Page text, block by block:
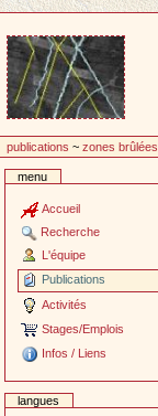
publications ~zones brûlées
menu
Accueil
Recherche
L'équipe
Publications
Activités
Stages/Emplois
Infos / Liens
langues